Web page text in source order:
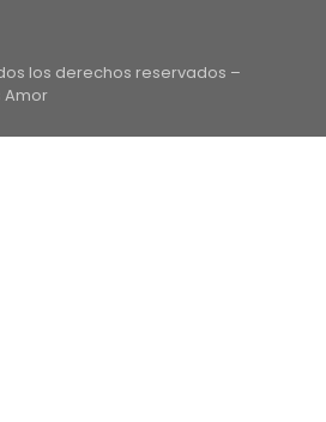
los derechos reservados –
Amor